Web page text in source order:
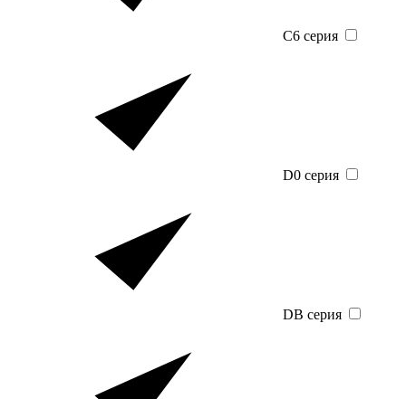
C6 серия
D0 серия
DB серия